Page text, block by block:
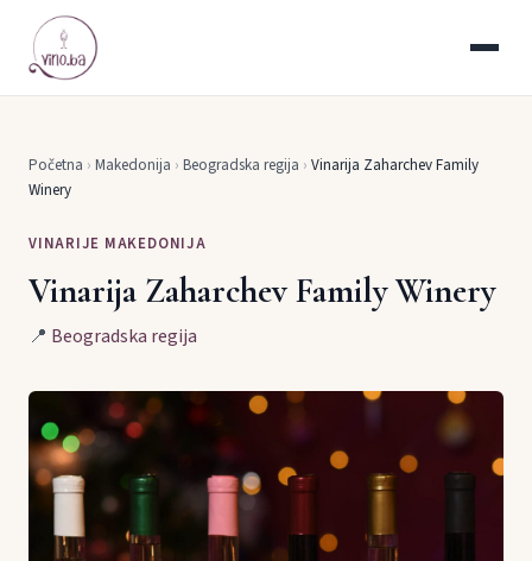
Početna › Makedonija › Beogradska regija › Vinarija Zaharchev Family
Winery
VINARIJE MAKEDONIJA
Vinarija Zaharchev Family Winery
📍 Beogradska regija